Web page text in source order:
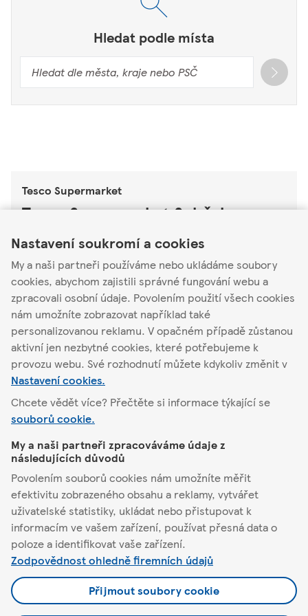
Nastavení soukromí a cookies
My a naši partneři používáme nebo ukládáme soubory
cookies, abychom zajistili správné fungování webu a
zpracovali osobní údaje. Povolením použití všech cookies
nám umožníte zobrazovat například také
personalizovanou reklamu. V opačném případě zůstanou
aktivní jen nezbytné cookies, které potřebujeme k
provozu webu. Své rozhodnutí můžete kdykoliv změnit v
Nastavení cookies.
Chcete vědět více? Přečtěte si informace týkající se
souborů cookie.
My a naši partneři zpracováváme údaje z
následujících důvodů
Povolením souborů cookies nám umožníte měřit
efektivitu zobrazeného obsahu a reklamy, vytvářet
uživatelské statistiky, ukládat nebo přistupovat k
informacím ve vašem zařízení, používat přesná data o
poloze a identifikovat vaše zařízení.
Zodpovědnost ohledně firemních údajů
Přijmout soubory cookie
Hledat podle místa
Tesco Supermarket
Tesco Supermarket Soběslav
Obchodní 879
Otevřené-Zavírá v 20:00
Podrobnosti o
obchodu
Akční nabídka
Soběslav
Tesco
Pomůžeme vám
Co nabízíme
Podmínky a nastavení